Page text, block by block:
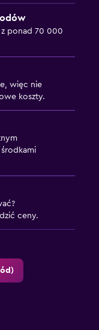
ponad 70 000
więc nie
koszty.
ceny.